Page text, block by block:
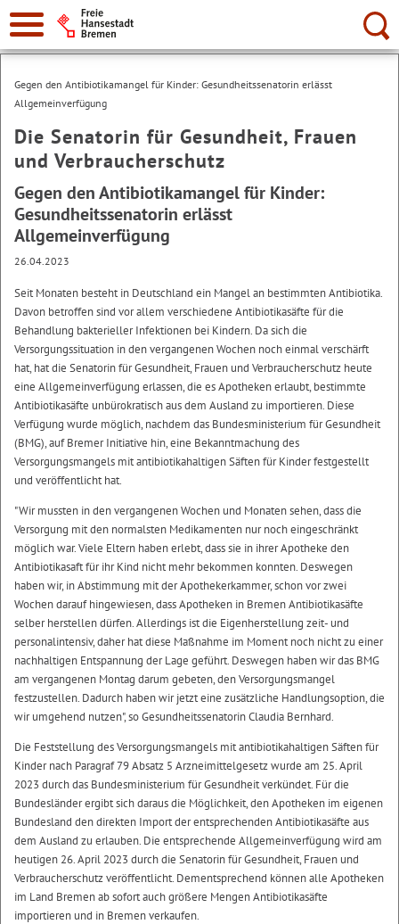
Suche:
Gegen den Antibiotikamangel für Kinder: Gesundheitssenatorin erlässt
Allgemeinverfügung
Die Senatorin für Gesundheit, Frauen
und Verbraucherschutz
Gegen den Antibiotikamangel für Kinder:
Gesundheitssenatorin erlässt
Allgemeinverfügung
26.04.2023
Seit Monaten besteht in Deutschland ein Mangel an bestimmten Antibiotika.
Davon betroffen sind vor allem verschiedene Antibiotikasäfte für die
Behandlung bakterieller Infektionen bei Kindern. Da sich die
Versorgungssituation in den vergangenen Wochen noch einmal verschärft
hat, hat die Senatorin für Gesundheit, Frauen und Verbraucherschutz heute
eine Allgemeinverfügung erlassen, die es Apotheken erlaubt, bestimmte
Antibiotikasäfte unbürokratisch aus dem Ausland zu importieren. Diese
Verfügung wurde möglich, nachdem das Bundesministerium für Gesundheit
(BMG), auf Bremer Initiative hin, eine Bekanntmachung des
Versorgungsmangels mit antibiotikahaltigen Säften für Kinder festgestellt
und veröffentlicht hat.
"Wir mussten in den vergangenen Wochen und Monaten sehen, dass die
Versorgung mit den normalsten Medikamenten nur noch eingeschränkt
möglich war. Viele Eltern haben erlebt, dass sie in ihrer Apotheke den
Antibiotikasaft für ihr Kind nicht mehr bekommen konnten. Deswegen
haben wir, in Abstimmung mit der Apothekerkammer, schon vor zwei
Wochen darauf hingewiesen, dass Apotheken in Bremen Antibiotikasäfte
selber herstellen dürfen. Allerdings ist die Eigenherstellung zeit- und
personalintensiv, daher hat diese Maßnahme im Moment noch nicht zu einer
nachhaltigen Entspannung der Lage geführt. Deswegen haben wir das BMG
am vergangenen Montag darum gebeten, den Versorgungsmangel
festzustellen. Dadurch haben wir jetzt eine zusätzliche Handlungsoption, die
wir umgehend nutzen", so Gesundheitssenatorin Claudia Bernhard.
Die Feststellung des Versorgungsmangels mit antibiotikahaltigen Säften für
Kinder nach Paragraf 79 Absatz 5 Arzneimittelgesetz wurde am 25. April
2023 durch das Bundesministerium für Gesundheit verkündet. Für die
Bundesländer ergibt sich daraus die Möglichkeit, den Apotheken im eigenen
Bundesland den direkten Import der entsprechenden Antibiotikasäfte aus
dem Ausland zu erlauben. Die entsprechende Allgemeinverfügung wird am
heutigen 26. April 2023 durch die Senatorin für Gesundheit, Frauen und
Verbraucherschutz veröffentlicht. Dementsprechend können alle Apotheken
im Land Bremen ab sofort auch größere Mengen Antibiotikasäfte
importieren und in Bremen verkaufen.